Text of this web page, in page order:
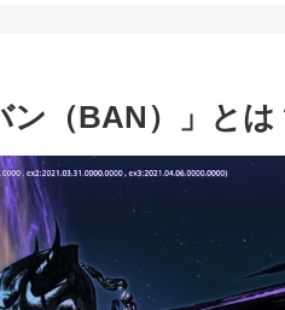
ン（BAN）」とは